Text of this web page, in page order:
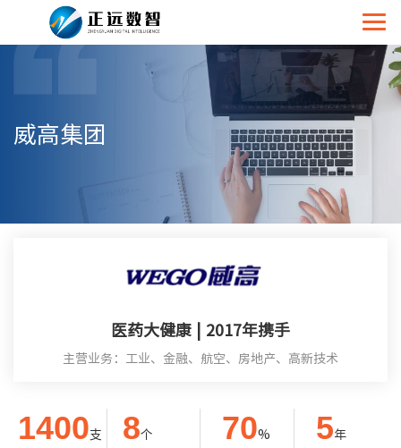
威高集团
医药大健康 | 2017年携手
主营业务：工业、金融、航空、房地产、高新技术
1400支
8个
70%
5年